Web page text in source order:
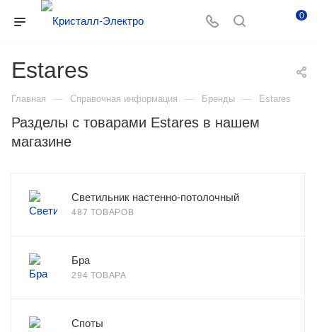
0
Estares
Главная — Справочная информация — Бренды — Estares
Разделы с товарами Estares в нашем
магазине
Светильник настенно-потолочный
487 ТОВАРОВ
Бра
294 ТОВАРА
Споты